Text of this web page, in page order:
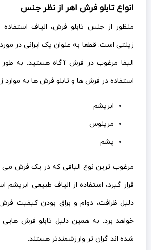
انواع تابلو فرش اهر از نظر جنس
منظور از جنس تابلو فرش، الیاف
زینتی است. قطعا به عنوان یک ایرانی در
الیفا مرغوب در فرش آگاه هستید. به
استفاده در فرش ها و تابلو فرش ها به
ابریشم
مرینوس
پشم
مرغوب ترین نوع الیافی که در یک فرش می
قرار گیرد، استفاده از الیاف طبیعی
دلیل ظرافت، دوام و براق بودن کیفیت فرش
خواهد برد. به همین دلیل تابلو فرش هایی
شده اند گران تر وارزشمندتر هستند.